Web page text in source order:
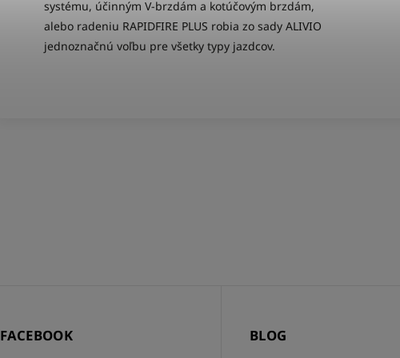
systému, účinným V-brzdám a kotúčovým brzdám,
alebo radeniu RAPIDFIRE PLUS robia zo sady ALIVIO
jednoznačnú voľbu pre všetky typy jazdcov.
FACEBOOK BLOG